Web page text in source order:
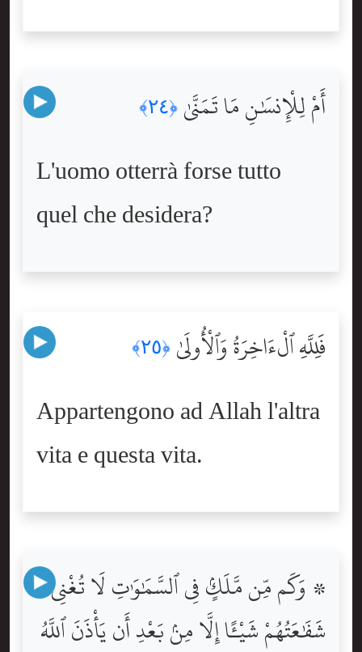
أَمْ لِلْإِنسَٰنِ مَا تَمَنَّىٰ ﴿٢٤﴾
L'uomo otterrà forse tutto
quel che desidera?
فَلِلَّهِ ٱلْءَاخِرَةُ وَٱلْأُولَىٰ ﴿٢٥﴾
Appartengono ad Allah l'altra
vita e questa vita.
۞ وَكَم مِّن مَّلَكٍۢ فِى ٱلسَّمَٰوَٰتِ لَا تُغْنِى
شَفَٰعَتُهُمْ شَيْـًٔا إِلَّا مِنۢ بَعْدِ أَن يَأْذَنَ ٱللَّهُ